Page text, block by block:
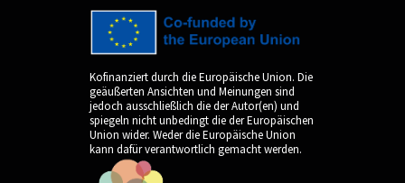
Kofinanziert durch die Europäische Union. Die
geäußerten Ansichten und Meinungen sind
jedoch ausschließlich die der Autor(en) und
spiegeln nicht unbedingt die der Europäischen
Union wider. Weder die Europäische Union
kann dafür verantwortlich gemacht werden.